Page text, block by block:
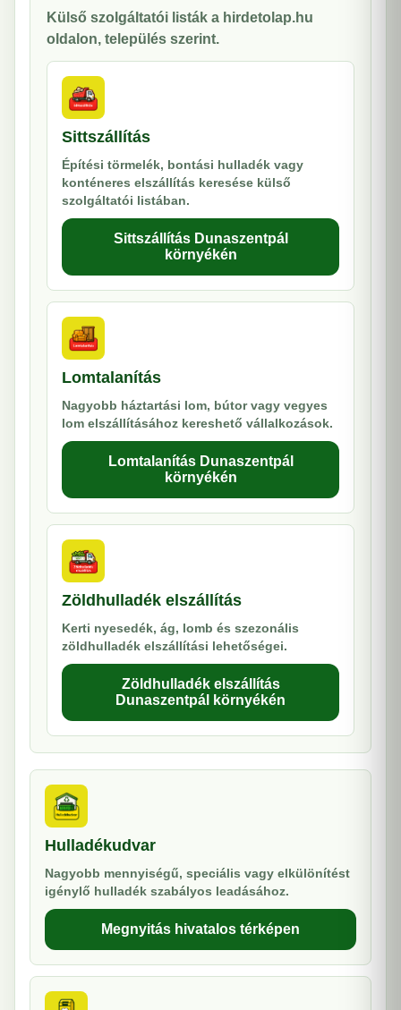
Külső szolgáltatói listák a hirdetolap.hu
oldalon, település szerint.
Sittszállítás
Építési törmelék, bontási hulladék vagy
konténeres elszállítás keresése külső
szolgáltatói listában.
Sittszállítás Dunaszentpál
környékén
Lomtalanítás
Nagyobb háztartási lom, bútor vagy vegyes
lom elszállításához kereshető vállalkozások.
Lomtalanítás Dunaszentpál
környékén
Zöldhulladék elszállítás
Kerti nyesedék, ág, lomb és szezonális
zöldhulladék elszállítási lehetőségei.
Zöldhulladék elszállítás
Dunaszentpál környékén
Hulladékudvar
Nagyobb mennyiségű, speciális vagy elkülönítést
igénylő hulladék szabályos leadásához.
Megnyitás hivatalos térképen